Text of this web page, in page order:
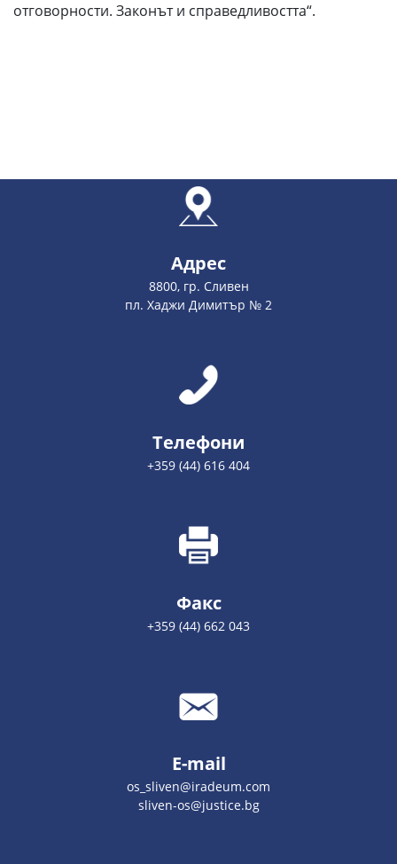
отговорности. Законът и справедливостта“.
Адрес
8800, гр. Сливен
пл. Хаджи Димитър № 2
Телефони
+359 (44) 616 404
Факс
+359 (44) 662 043
E-mail
os_sliven@iradeum.com
sliven-os@justice.bg